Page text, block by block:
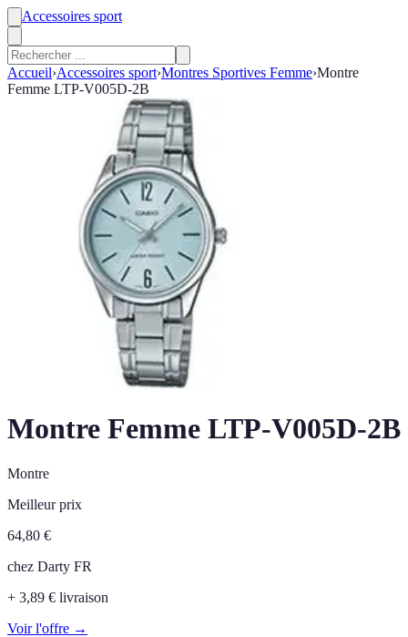
Accessoires sport
Accueil›Accessoires sport›Montres Sportives Femme›Montre
Femme LTP-V005D-2B
Montre Femme LTP-V005D-2B
Montre
Meilleur prix
64,80 €
chez Darty FR
+ 3,89 € livraison
Voir l'offre →